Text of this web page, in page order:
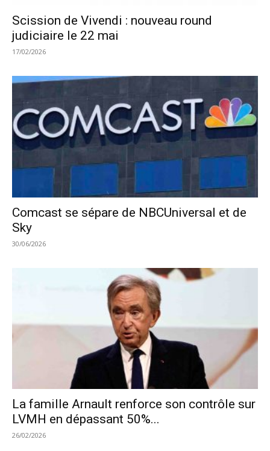
Scission de Vivendi : nouveau round
judiciaire le 22 mai
17/02/2026
Comcast se sépare de NBCUniversal et de
Sky
30/06/2026
La famille Arnault renforce son contrôle sur
LVMH en dépassant 50%...
26/02/2026